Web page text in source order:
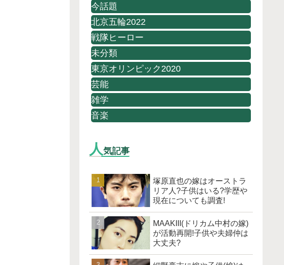
今話題
北京五輪2022
戦隊ヒーロー
未分類
東京オリンピック2020
芸能
雑学
音楽
人気記事
塚原直也の嫁はオーストラ
リア人?子供はいる?学歴や
現在についても調査!
MAAKIII(ドリカム中村の嫁)
が活動再開!子供や夫婦仲は
大丈夫?